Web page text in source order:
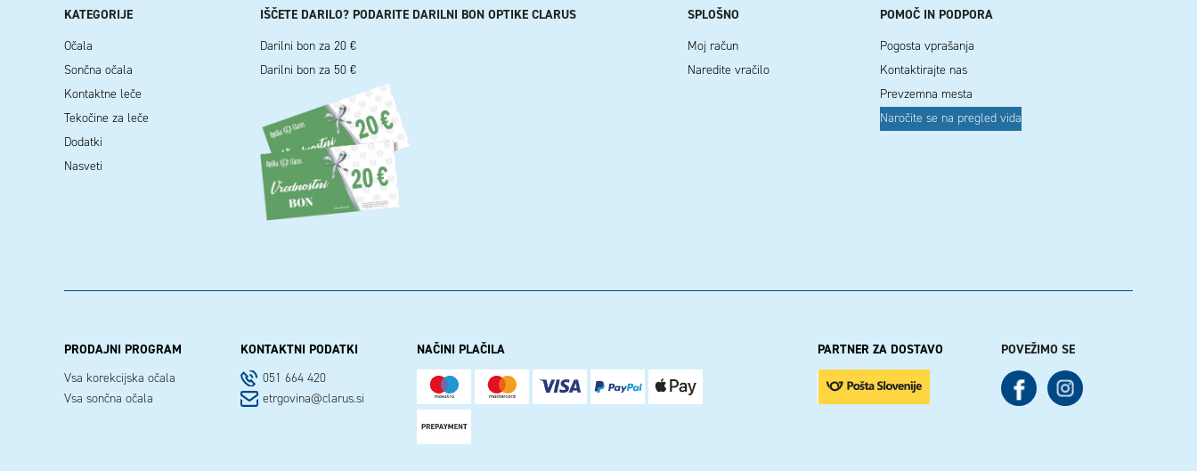
KATEGORIJE
Očala
Sončna očala
Kontaktne leče
Tekočine za leče
Dodatki
Nasveti
IŠČETE DARILO? PODARITE DARILNI BON OPTIKE CLARUS
Darilni bon za 20 €
Darilni bon za 50 €
SPLOŠNO
Moj račun
Naredite vračilo
POMOČ IN PODPORA
Pogosta vprašanja
Kontaktirajte nas
Prevzemna mesta
Naročite se na pregled vida
PRODAJNI PROGRAM
Vsa korekcijska očala
Vsa sončna očala
KONTAKTNI PODATKI
051 664 420
etrgovina@clarus.si
NAČINI PLAČILA PARTNER ZA DOSTAVO POVEŽIMO SE
See our FacebookSee our Instagram